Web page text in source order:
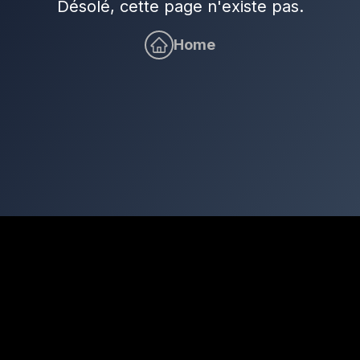
Désolé, cette page n'existe pas.
Home